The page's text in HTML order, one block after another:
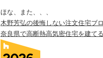
ほな、また、、、
木野芳弘の後悔しない注文住宅ブ
奈良県で高断熱高気密住宅を建て